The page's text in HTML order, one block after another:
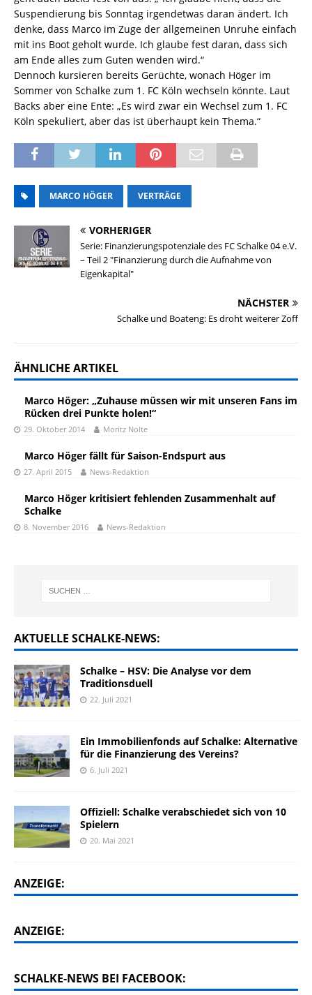
Suspendierung bis Sonntag irgendetwas daran ändert. Ich
denke, dass Marco im Zuge der allgemeinen Unruhe einfach
mit ins Boot geholt wurde. Ich glaube fest daran, dass sich
am Ende alles zum Guten wenden wird.“
Dennoch kursieren bereits Gerüchte, wonach Höger im
Sommer von Schalke zum 1. FC Köln wechseln könnte. Laut
Backs aber eine Ente: „Es wird zwar ein Wechsel zum 1. FC
Köln spekuliert, aber das ist überhaupt kein Thema.“
MARCO HÖGER VERTRÄGE
VORHERIGER
Serie: Finanzierungspotenziale des FC Schalke 04 e.V.
– Teil 2 "Finanzierung durch die Aufnahme von
Eigenkapital"
NÄCHSTER
Schalke und Boateng: Es droht weiterer Zoff
ÄHNLICHE ARTIKEL
Marco Höger: „Zuhause müssen wir mit unseren Fans im
Rücken drei Punkte holen!“
29. Oktober 2014 Moritz Nolte
Marco Höger fällt für Saison-Endspurt aus
27. April 2015 News-Redaktion
Marco Höger kritisiert fehlenden Zusammenhalt auf
Schalke
8. November 2016 News-Redaktion
AKTUELLE SCHALKE-NEWS:
Schalke – HSV: Die Analyse vor dem
Traditionsduell
22. Juli 2021
Ein Immobilienfonds auf Schalke: Alternative
für die Finanzierung des Vereins?
6. Juli 2021
Offiziell: Schalke verabschiedet sich von 10
Spielern
20. Mai 2021
ANZEIGE:
ANZEIGE:
SCHALKE-NEWS BEI FACEBOOK: